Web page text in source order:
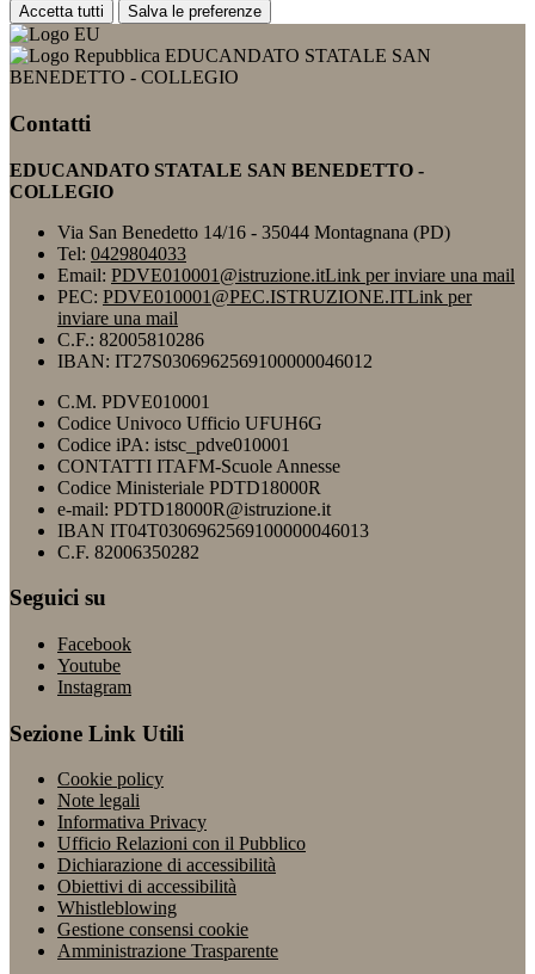
Accetta tutti Salva le preferenze
EDUCANDATO STATALE SAN
BENEDETTO - COLLEGIO
Contatti
EDUCANDATO STATALE SAN BENEDETTO -
COLLEGIO
Via San Benedetto 14/16 - 35044 Montagnana (PD)
Tel: 0429804033
Email: PDVE010001@istruzione.itLink per inviare una mail
PEC: PDVE010001@PEC.ISTRUZIONE.ITLink per
inviare una mail
C.F.: 82005810286
IBAN: IT27S0306962569100000046012
C.M. PDVE010001
Codice Univoco Ufficio UFUH6G
Codice iPA: istsc_pdve010001
CONTATTI ITAFM-Scuole Annesse
Codice Ministeriale PDTD18000R
e-mail: PDTD18000R@istruzione.it
IBAN IT04T0306962569100000046013
C.F. 82006350282
Seguici su
Facebook
Youtube
Instagram
Sezione Link Utili
Cookie policy
Note legali
Informativa Privacy
Ufficio Relazioni con il Pubblico
Dichiarazione di accessibilità
Obiettivi di accessibilità
Whistleblowing
Gestione consensi cookie
Amministrazione Trasparente